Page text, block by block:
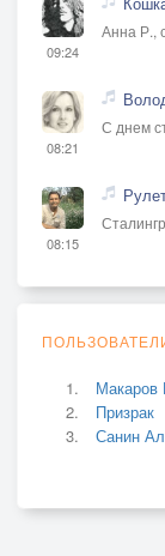
09:24
Анна Р.,
08:21
С днем
08:15
Макаров
Призрак
Санин